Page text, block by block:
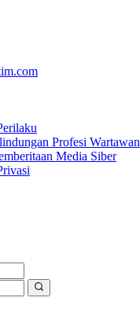
Profesi Wartawan
Media Siber